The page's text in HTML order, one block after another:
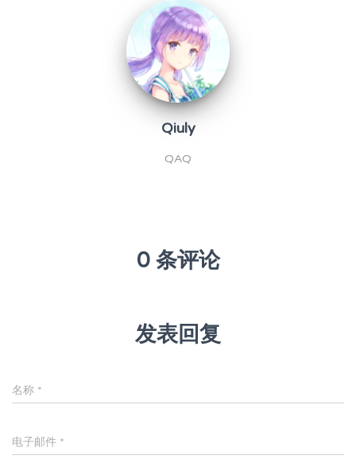
Qiuly
QAQ
0 条评论
发表回复
名称 *
电子邮件 *